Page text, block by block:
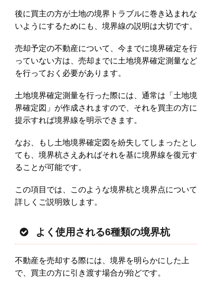
後に買主の方が土地の境界トラブルに巻き込まれな
いようにするためにも、境界線の説明は大切です。
売却予定の不動産について、今までに境界確定を行
っていない方は、売却までに土地境界確定測量など
を行っておく必要があります。
土地境界確定測量を行った際には、通常は「土地境
界確定図」が作成されますので、それを買主の方に
提示すれば境界線を明示できます。
なお、もし土地境界確定図を紛失してしまったとし
ても、境界杭さえあればそれを基に境界線を復元す
ることが可能です。
この項目では、このような境界杭と境界点について
詳しくご説明致します。
よく使用される6種類の境界杭
不動産を売却する際には、境界を明らかにした上
で、買主の方に引き渡す場合が殆どです。